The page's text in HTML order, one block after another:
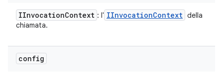
IInvocationContext : l' IInvocationContext della
chiamata.
config